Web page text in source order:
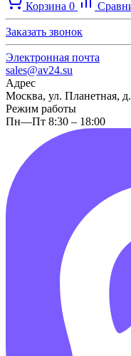
Корзина 0
Заказать звонок
Электронная почта
sales@av24.su
Адрес
Москва, ул. Планетная,
Режим работы
Пн—Пт 8:30 – 18:00